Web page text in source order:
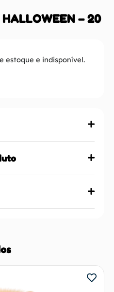
– 20
estoque e indisponível.